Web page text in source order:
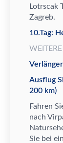
Lotrscak
Zagreb.
10.Tag:
Ausflug
200 km)
Fahren
nach
Sie bei